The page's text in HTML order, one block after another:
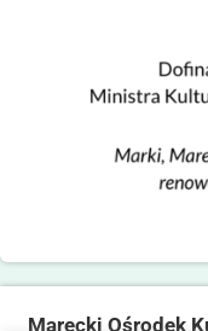
Marecki Ośrodek